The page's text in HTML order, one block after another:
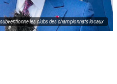
les clubs des championnats locaux